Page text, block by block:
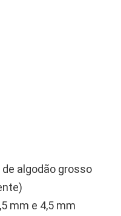
algodão grosso
mm e 4,5 mm